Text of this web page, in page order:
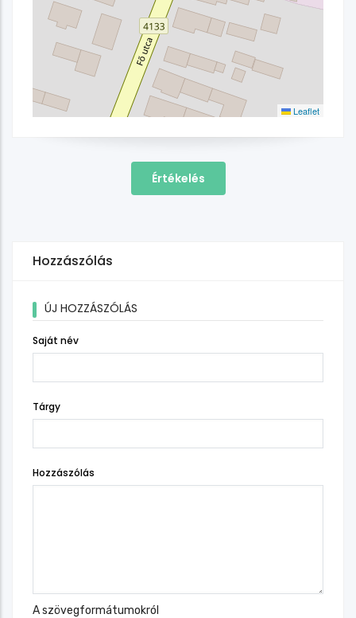
Leaflet
Értékelés
Hozzászólás
ÚJ HOZZÁSZÓLÁS
Saját név
Tárgy
Hozzászólás
A szövegformátumokról